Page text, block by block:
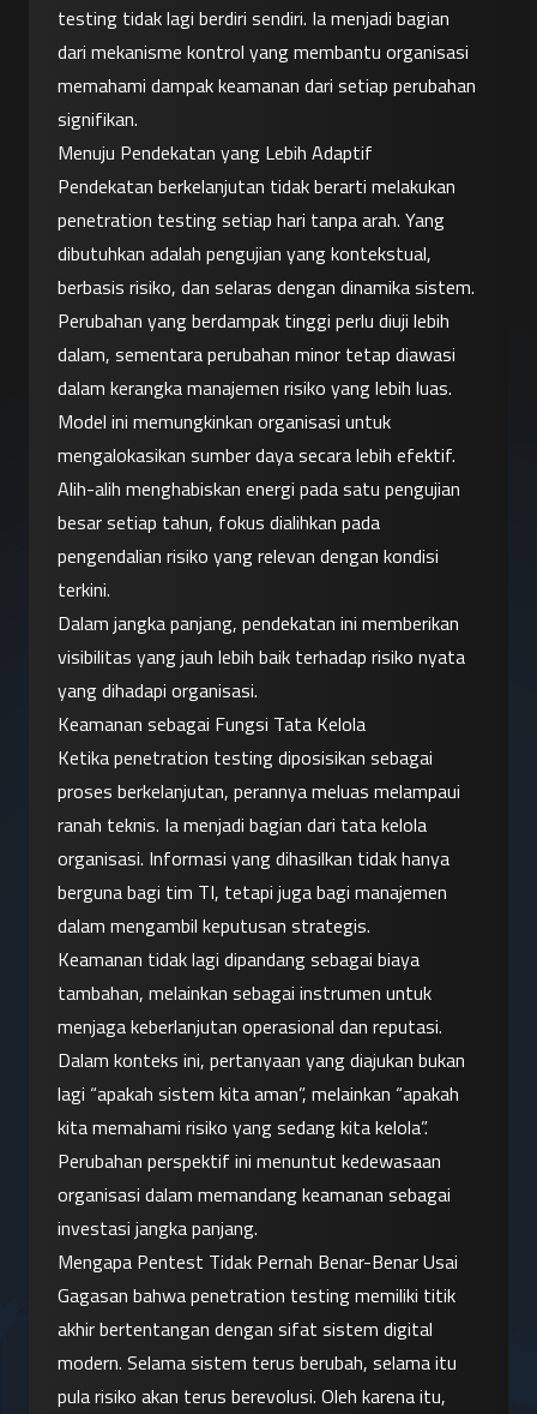
testing tidak lagi berdiri sendiri. Ia menjadi bagian
dari mekanisme kontrol yang membantu organisasi
memahami dampak keamanan dari setiap perubahan
signifikan.
Menuju Pendekatan yang Lebih Adaptif
Pendekatan berkelanjutan tidak berarti melakukan
penetration testing setiap hari tanpa arah. Yang
dibutuhkan adalah pengujian yang kontekstual,
berbasis risiko, dan selaras dengan dinamika sistem.
Perubahan yang berdampak tinggi perlu diuji lebih
dalam, sementara perubahan minor tetap diawasi
dalam kerangka manajemen risiko yang lebih luas.
Model ini memungkinkan organisasi untuk
mengalokasikan sumber daya secara lebih efektif.
Alih-alih menghabiskan energi pada satu pengujian
besar setiap tahun, fokus dialihkan pada
pengendalian risiko yang relevan dengan kondisi
terkini.
Dalam jangka panjang, pendekatan ini memberikan
visibilitas yang jauh lebih baik terhadap risiko nyata
yang dihadapi organisasi.
Keamanan sebagai Fungsi Tata Kelola
Ketika penetration testing diposisikan sebagai
proses berkelanjutan, perannya meluas melampaui
ranah teknis. Ia menjadi bagian dari tata kelola
organisasi. Informasi yang dihasilkan tidak hanya
berguna bagi tim TI, tetapi juga bagi manajemen
dalam mengambil keputusan strategis.
Keamanan tidak lagi dipandang sebagai biaya
tambahan, melainkan sebagai instrumen untuk
menjaga keberlanjutan operasional dan reputasi.
Dalam konteks ini, pertanyaan yang diajukan bukan
lagi “apakah sistem kita aman”, melainkan “apakah
kita memahami risiko yang sedang kita kelola”.
Perubahan perspektif ini menuntut kedewasaan
organisasi dalam memandang keamanan sebagai
investasi jangka panjang.
Mengapa Pentest Tidak Pernah Benar-Benar Usai
Gagasan bahwa penetration testing memiliki titik
akhir bertentangan dengan sifat sistem digital
modern. Selama sistem terus berubah, selama itu
pula risiko akan terus berevolusi. Oleh karena itu,